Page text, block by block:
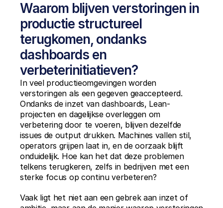
Waarom blijven verstoringen in
productie structureel
terugkomen, ondanks
dashboards en
verbeterinitiatieven?
In veel productieomgevingen worden
verstoringen als een gegeven geaccepteerd.
Ondanks de inzet van dashboards, Lean-
projecten en dagelijkse overleggen om
verbetering door te voeren, blijven dezelfde
issues de output drukken. Machines vallen stil,
operators grijpen laat in, en de oorzaak blijft
onduidelijk. Hoe kan het dat deze problemen
telkens terugkeren, zelfs in bedrijven met een
sterke focus op continu verbeteren?
Vaak ligt het niet aan een gebrek aan inzet of